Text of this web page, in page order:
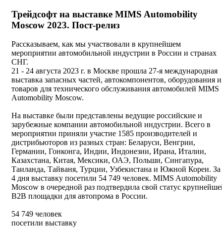
Трейдсофт на выставке MIMS Automobility
Moscow 2023. Пост-релиз
Рассказываем, как мы участвовали в крупнейшем
мероприятии автомобильной индустрии в России и странах
СНГ.
21 - 24 августа 2023 г. в Москве прошла 27-я международная
выставка запасных частей, автокомпонентов, оборудования и
товаров для технического обслуживания автомобилей MIMS
Automobility Moscow.
На выставке были представлены ведущие российские и
зарубежные компании автомобильной индустрии. Всего в
мероприятии приняли участие 1585 производителей и
дистрибьюторов из разных стран: Беларуси, Венгрии,
Германии, Гонконга, Индии, Индонезии, Ирана, Италии,
Казахстана, Китая, Мексики, ОАЭ, Польши, Сингапура,
Таиланда, Тайваня, Турции, Узбекистана и Южной Кореи. За
4 дня выставку посетили 54 749 человек. MIMS Automobility
Moscow в очередной раз подтвердила свой статус
B2B площадки для автопрома в России.
54 749 человек
посетили выставку